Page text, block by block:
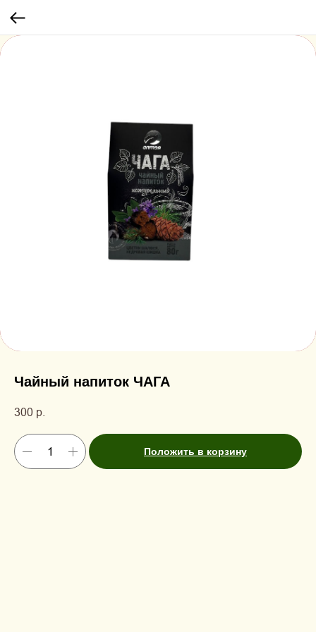
Чайный напиток ЧАГА
300 р.
Положить в корзину